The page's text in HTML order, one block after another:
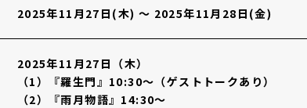
2025年11月27日(木) 〜 2025年11月28日(金)
2025年11月27日（木）
（1）『羅生門』10:30～（ゲストトークあり）
（2）『雨月物語』14:30～